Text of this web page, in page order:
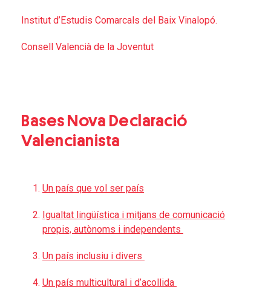
Institut d’Estudis Comarcals del Baix Vinalopó.
Consell Valencià de la Joventut
Bases Nova Declaració
Valencianista
Un país que vol ser país
Igualtat lingüística i mitjans de comunicació
propis, autònoms i independents
Un país inclusiu i divers
Un país multicultural i d’acollida